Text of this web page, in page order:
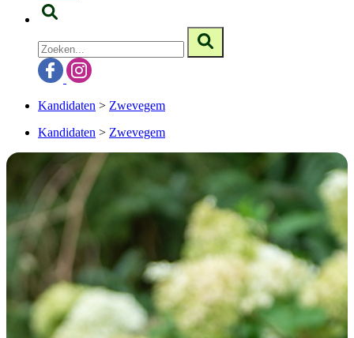
Kandidaten > Zwevegem
Kandidaten > Zwevegem